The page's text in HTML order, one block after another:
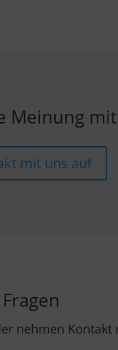
Meinung
mit uns auf
nehmen Kontakt